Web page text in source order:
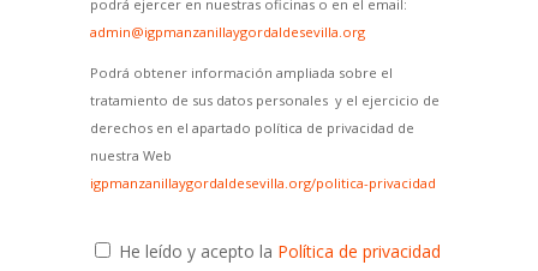
podrá ejercer en nuestras oficinas o en el email:
admin@igpmanzanillaygordaldesevilla.org
Podrá obtener información ampliada sobre el
tratamiento de sus datos personales y el ejercicio de
derechos en el apartado política de privacidad de
nuestra Web
igpmanzanillaygordaldesevilla.org/politica-privacidad
He leído y acepto la Política de privacidad